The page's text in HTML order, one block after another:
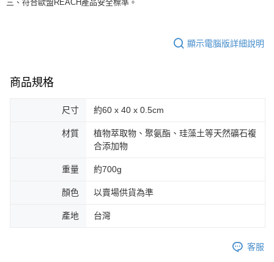
三、符合歐盟REACH產品安全標準。
顯示電腦版詳細說明
商品規格
尺寸 約60 x 40 x 0.5cm
材質
植物萃取物、聚氨酯、珪藻土等天然礦石複
合添加物
重量 約700g
顏色 以賣場供貨為準
產地 台灣
客服